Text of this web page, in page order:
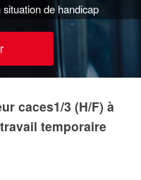
de handicap
caces1/3 (H/F) à
temporaire